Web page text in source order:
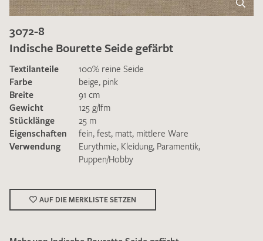
Ich bin damit einverstanden, dass meine angegebenen Daten
zur Beantwortung meiner Musteranfrage genutzt werden.
DieDatenschutzbestimmungenhabe ich zur Kenntnis
3072-8
Indische Bourette Seide gefärbt
Textilanteile
100% reine Seide
Farbe
beige, pink
Breite
91 cm
Gewicht
125 g/lfm
Stücklänge
25 m
Eigenschaften
fein, fest, matt, mittlere Ware
Verwendung
Eurythmie, Kleidung, Paramentik,
Puppen/Hobby
AUF DIE MERKLISTE SETZEN